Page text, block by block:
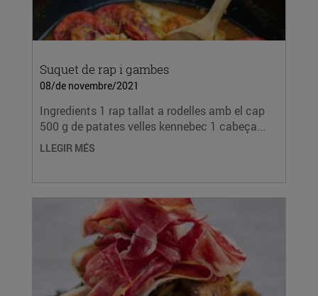
Suquet de rap i gambes
08/de novembre/2021
Ingredients 1 rap tallat a rodelles amb el cap
500 g de patates velles kennebec 1 cabeça...
LLEGIR MÉS